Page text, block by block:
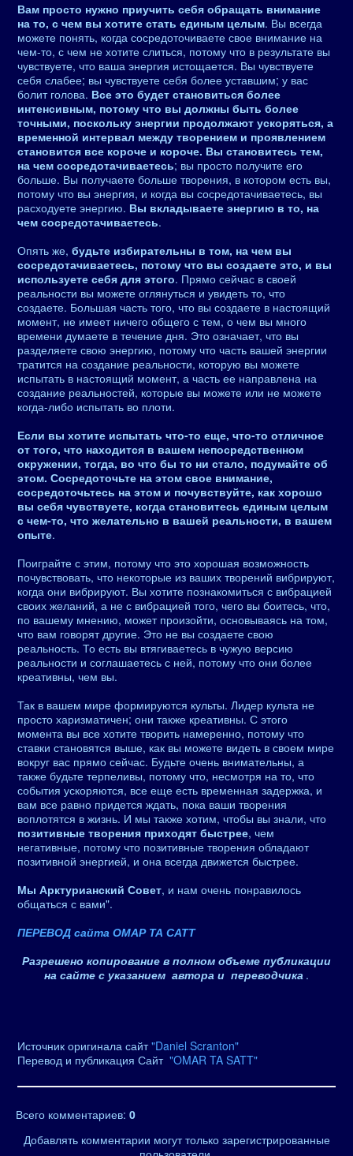
Вам просто нужно приучить себя обращать внимание
на то, с чем вы хотите стать единым целым. Вы всегда
можете понять, когда сосредоточиваете свое внимание на
чем-то, с чем не хотите слиться, потому что в результате вы
чувствуете, что ваша энергия истощается. Вы чувствуете
себя слабее; вы чувствуете себя более уставшим; у вас
болит голова. Все это будет становиться более
интенсивным, потому что вы должны быть более
точными, поскольку энергии продолжают ускоряться, а
временной интервал между творением и проявлением
становится все короче и короче. Вы становитесь тем,
на чем сосредотачиваетесь; вы просто получите его
больше. Вы получаете больше творения, в котором есть вы,
потому что вы энергия, и когда вы сосредотачиваетесь, вы
расходуете энергию. Вы вкладываете энергию в то, на
чем сосредотачиваетесь.
Опять же, будьте избирательны в том, на чем вы
сосредотачиваетесь, потому что вы создаете это, и вы
используете себя для этого. Прямо сейчас в своей
реальности вы можете оглянуться и увидеть то, что
создаете. Большая часть того, что вы создаете в настоящий
момент, не имеет ничего общего с тем, о чем вы много
времени думаете в течение дня. Это означает, что вы
разделяете свою энергию, потому что часть вашей энергии
тратится на создание реальности, которую вы можете
испытать в настоящий момент, а часть ее направлена ​​на
создание реальностей, которые вы можете или не можете
когда-либо испытать во плоти.
Если вы хотите испытать что-то еще, что-то отличное
от того, что находится в вашем непосредственном
окружении, тогда, во что бы то ни стало, подумайте об
этом. Сосредоточьте на этом свое внимание,
сосредоточьтесь на этом и почувствуйте, как хорошо
вы себя чувствуете, когда становитесь единым целым
с чем-то, что желательно в вашей реальности, в вашем
опыте.
Поиграйте с этим, потому что это хорошая возможность
почувствовать, что некоторые из ваших творений вибрируют,
когда они вибрируют. Вы хотите познакомиться с вибрацией
своих желаний, а не с вибрацией того, чего вы боитесь, что,
по вашему мнению, может произойти, основываясь на том,
что вам говорят другие. Это не вы создаете свою
реальность. То есть вы втягиваетесь в чужую версию
реальности и соглашаетесь с ней, потому что они более
креативны, чем вы.
Так в вашем мире формируются культы. Лидер культа не
просто харизматичен; они также креативны. С этого
момента вы все хотите творить намеренно, потому что
ставки становятся выше, как вы можете видеть в своем мире
вокруг вас прямо сейчас. Будьте очень внимательны, а
также будьте терпеливы, потому что, несмотря на то, что
события ускоряются, все еще есть временная задержка, и
вам все равно придется ждать, пока ваши творения
воплотятся в жизнь. И мы также хотим, чтобы вы знали, что
позитивные творения приходят быстрее, чем
негативные, потому что позитивные творения обладают
позитивной энергией, и она всегда движется быстрее.
Мы Арктурианский Совет, и нам очень понравилось
общаться с вами".
ПЕРЕВОД сайта ОМАР ТА САТТ
Разрешено копирование в полном объеме публикации
на сайте с указанием автора и переводчика .
Источник оригинала сайт"Daniel Scranton"
Перевод и публикация Сайт "OMAR TA SATT"
Всего комментариев: 0
Добавлять комментарии могут только зарегистрированные